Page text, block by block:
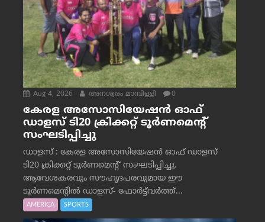
Aug 4, 2026 അനശ്വരം മാമ്പിള്ളി 0
കേരള അസോസിയേഷൻ ഓഫ്
ഡാളസ് ടി20 ക്രിക്കറ്റ് ടൂർണമെന്റ്
സംഘടിപ്പിച്ചു
ഡാളസ് : കേരള അസോസിയേഷൻ ഓഫ് ഡാളസ്
ടി20 ക്രിക്കറ്റ് ടൂർണമെന്റ് സംഘടിപ്പിച്ചു.
ആവേശകരവും സൗഹൃദപരവുമായ ഈ
ടൂർണമെന്റിൽ ഡാളസ്- ഫോർട്ട്‌വര്‍ത്ത്...
AMERICA SPORTS